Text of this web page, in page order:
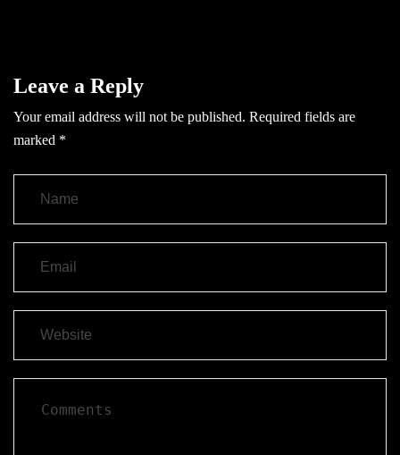
Leave a Reply
Your email address will not be published. Required fields are
marked *